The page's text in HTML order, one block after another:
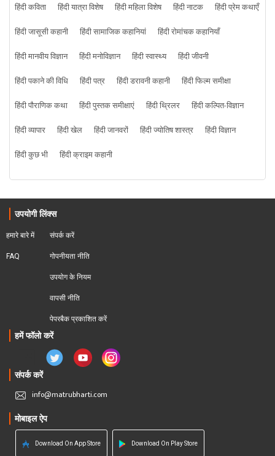
हिंदी कविता
हिंदी यात्रा विशेष हिंदी महिला विशेष हिंदी नाटक
हिंदी प्रेम कथाएँ
हिंदी जासूसी कहानी
हिंदी सामाजिक कहानियां
हिंदी रोमांचक कहानियाँ
हिंदी मानवीय विज्ञान
हिंदी मनोविज्ञान हिंदी स्वास्थ्य
हिंदी जीवनी
हिंदी पकाने की विधि
हिंदी पत्र हिंदी डरावनी कहानी
हिंदी फिल्म समीक्षा
हिंदी पौराणिक कथा
हिंदी पुस्तक समीक्षाएं हिंदी थ्रिलर
हिंदी कल्पित-विज्ञान
हिंदी व्यापार
हिंदी खेल हिंदी जानवरों हिंदी ज्योतिष शास्त्र
हिंदी विज्ञान
हिंदी कुछ भी
हिंदी क्राइम कहानी
उपयोगी लिंक्स
हमारे बारे में
FAQ
संपर्क करें
गोपनीयता नीति
उपयोग के नियम
वापसी नीति
पेपरबैक प्रकाशित करें
हमें फॉलो करें
संपर्क करें
info@matrubharti.com
मोबाइल ऐप
Download On App Store Download On Play Store